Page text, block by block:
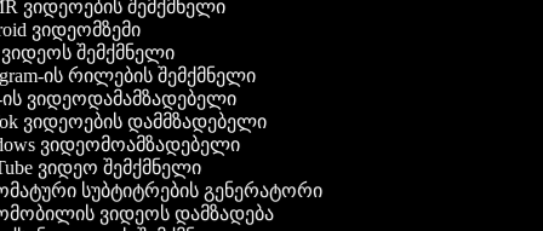
ვიდეოების შემქმნელი
ვიდეომზემი
შემქმნელი
ის რილების შემქმნელი
ვიდეოდამამზადებელი
ვიდეოების დამმზადებელი
ვიდეომოამზადებელი
ვიდეო შემქმნელი
სუბტიტრების გენერატორი
ვიდეოს დამზადება